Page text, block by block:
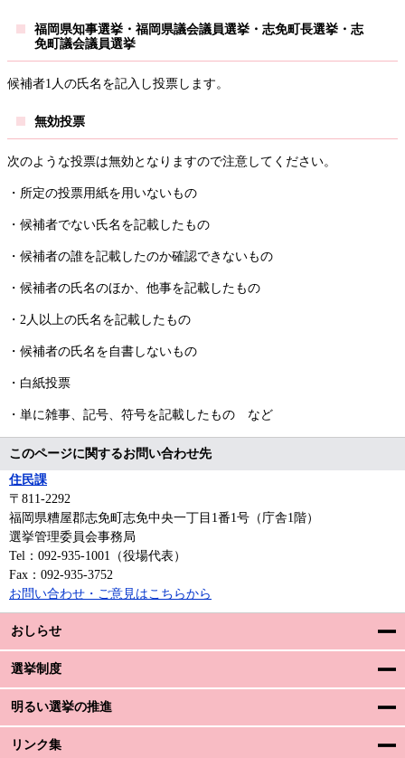
おしらせ
選挙制度
明るい選挙の推進
リンク集
福岡県知事選挙・福岡県議会議員選挙・志免町長選挙・志
免町議会議員選挙
候補者1人の氏名を記入し投票します。
無効投票
次のような投票は無効となりますので注意してください。
・所定の投票用紙を用いないもの
・候補者でない氏名を記載したもの
・候補者の誰を記載したのか確認できないもの
・候補者の氏名のほか、他事を記載したもの
・2人以上の氏名を記載したもの
・候補者の氏名を自書しないもの
・白紙投票
・単に雑事、記号、符号を記載したもの など
このページに関するお問い合わせ先
住民課
〒811-2292
福岡県糟屋郡志免町志免中央一丁目1番1号（庁舎1階）
選挙管理委員会事務局
Tel：092-935-1001（役場代表）
Fax：092-935-3752
お問い合わせ・ご意見はこちらから